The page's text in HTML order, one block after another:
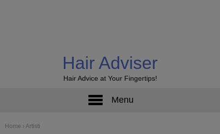
Hair Adviser
Hair Advice at Your Fingertips!
Menu
Home › Artisti